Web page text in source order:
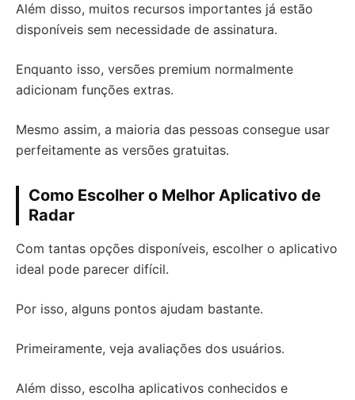
Além disso, muitos recursos importantes já estão
disponíveis sem necessidade de assinatura.
Enquanto isso, versões premium normalmente
adicionam funções extras.
Mesmo assim, a maioria das pessoas consegue usar
perfeitamente as versões gratuitas.
Como Escolher o Melhor Aplicativo de
Radar
Com tantas opções disponíveis, escolher o aplicativo
ideal pode parecer difícil.
Por isso, alguns pontos ajudam bastante.
Primeiramente, veja avaliações dos usuários.
Além disso, escolha aplicativos conhecidos e